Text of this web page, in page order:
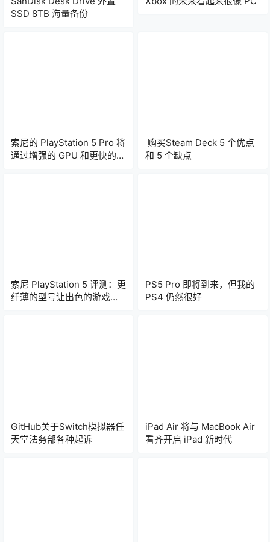
SSD 8TB 海量备份
索尼的 PlayStation 5 Pro 将
通过增强的 GPU 和更快的内
购买Steam Deck 5 个优点
和 5 个缺点
索尼 PlayStation 5 评测：更
纤薄的型号让出色的游戏机
PS5 Pro 即将到来，但我的
PS4 仍然很好
GitHub关于Switch模拟器任
天堂法务部各种起诉
iPad Air 将与 MacBook Air
看齐开启 iPad 新时代